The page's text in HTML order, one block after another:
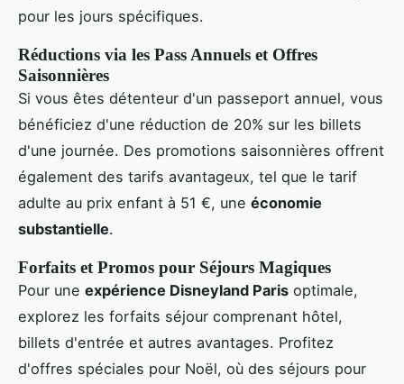
pour les jours spécifiques.
Réductions via les Pass Annuels et Offres
Saisonnières
Si vous êtes détenteur d'un passeport annuel, vous
bénéficiez d'une réduction de 20% sur les billets
d'une journée. Des promotions saisonnières offrent
également des tarifs avantageux, tel que le tarif
adulte au prix enfant à 51 €, une économie
substantielle.
Forfaits et Promos pour Séjours Magiques
Pour une expérience Disneyland Paris optimale,
explorez les forfaits séjour comprenant hôtel,
billets d'entrée et autres avantages. Profitez
d'offres spéciales pour Noël, où des séjours pour